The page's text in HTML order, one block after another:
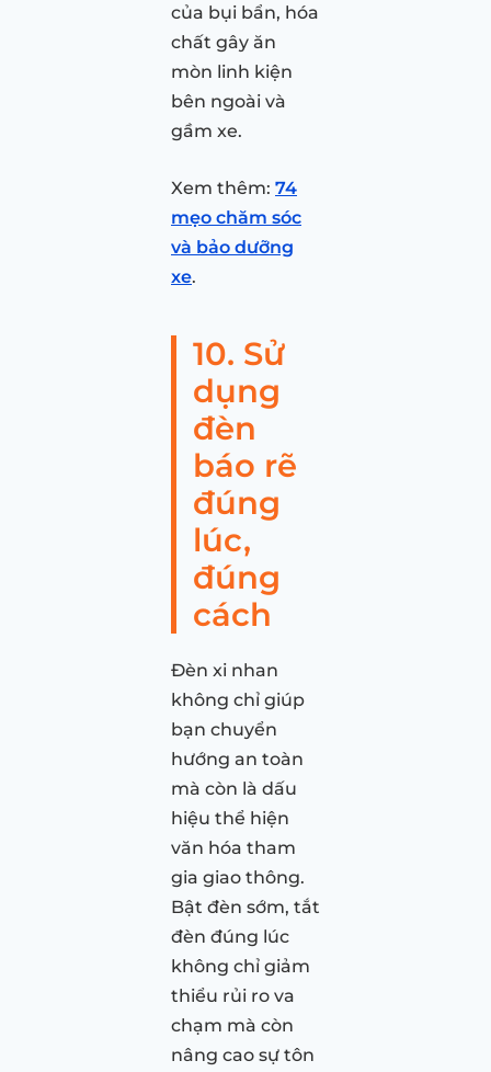
của bụi bẩn, hóa
chất gây ăn
mòn linh kiện
bên ngoài và
gầm xe.
Xem thêm: 74
mẹo chăm sóc
và bảo dưỡng
xe.
10. Sử
dụng
đèn
báo rẽ
đúng
lúc,
đúng
cách
Đèn xi nhan
không chỉ giúp
bạn chuyển
hướng an toàn
mà còn là dấu
hiệu thể hiện
văn hóa tham
gia giao thông.
Bật đèn sớm, tắt
đèn đúng lúc
không chỉ giảm
thiểu rủi ro va
chạm mà còn
nâng cao sự tôn